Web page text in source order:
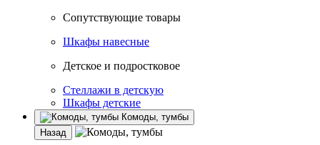
Сопутствующие товары
Шкафы навесные
Детское и подростковое
Стеллажи в детскую
Шкафы детские
Комоды, тумбы
Назад